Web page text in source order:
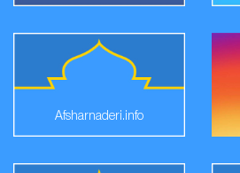
Afsharnaderi.info